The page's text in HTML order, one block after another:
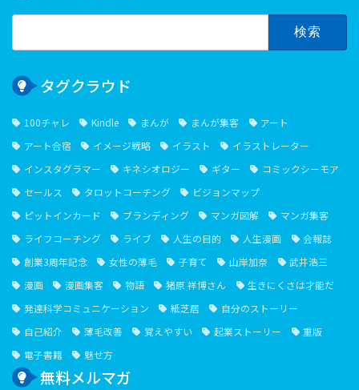
検
タグクラウド
100チャレ Kindle まんが まんが集客
アート
アート合宿
イメージ戦略 イラスト
イラストレーター
インスタグラマー
キネシオロジー ギター
コミックシーモア
セールス
タロットコーチング
ビジョンマップ
ピットインカード
ブランディング マンガ図解
マンガ集客
ライフコーチング
ライブ 人生の目的 人生漫画
会報誌
創業3周年記念
女性の薄毛 子育て 山岸加奈
武井浩三
漫画
漫画集客 物語 猪原 祥博さん
生きにくさは才能だ
発達科学コミュニケーション
紙芝居
自分のストーリー
自己紹介
薄毛改善 覚えやすい 起業ストーリー
重版
電子書籍
魅せ方
無料メルマガ